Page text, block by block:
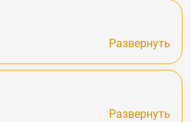
Развернуть
Развернуть